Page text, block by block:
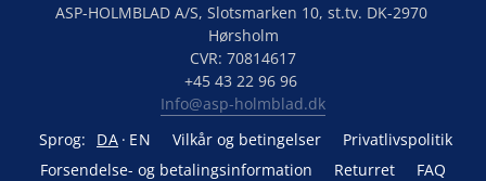
ASP-HOLMBLAD A/S, Slotsmarken 10, st.tv. DK-2970
Hørsholm
CVR: 70814617
Info@asp-holmblad.dk
Sprog:
DA EN Vilkår og betingelser
Privatlivspolitik
Forsendelse- og betalingsinformation
Returret
FAQ